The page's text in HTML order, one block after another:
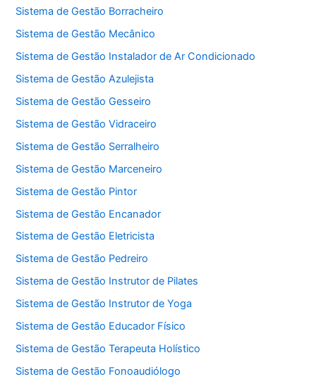
Sistema de Gestão Borracheiro
Sistema de Gestão Mecânico
Sistema de Gestão Instalador de Ar Condicionado
Sistema de Gestão Azulejista
Sistema de Gestão Gesseiro
Sistema de Gestão Vidraceiro
Sistema de Gestão Serralheiro
Sistema de Gestão Marceneiro
Sistema de Gestão Pintor
Sistema de Gestão Encanador
Sistema de Gestão Eletricista
Sistema de Gestão Pedreiro
Sistema de Gestão Instrutor de Pilates
Sistema de Gestão Instrutor de Yoga
Sistema de Gestão Educador Físico
Sistema de Gestão Terapeuta Holístico
Sistema de Gestão Fonoaudiólogo